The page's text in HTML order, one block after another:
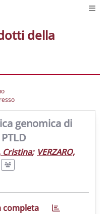
della
genomica di
Cristina; VERZARO,
completa